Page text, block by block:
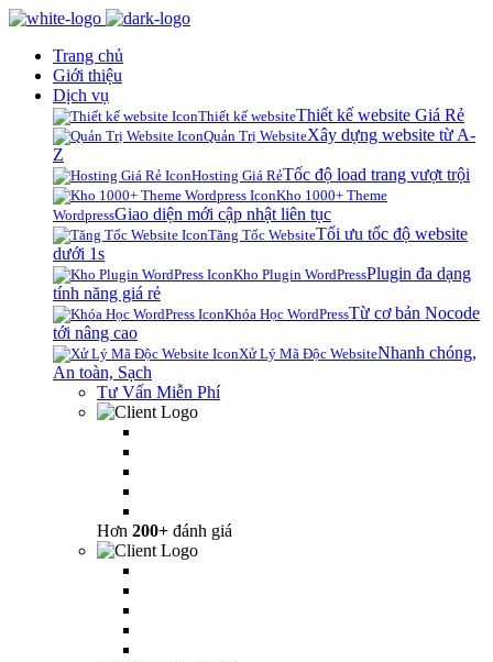
Trang chủ
Giới thiệu
Dịch vụ
Thiết kế websiteThiết kế website Giá Rẻ
Quản Trị WebsiteXây dựng website từ A-
Z
Hosting Giá RẻTốc độ load trang vượt trội
Kho 1000+ Theme
WordpressGiao diện mới cập nhật liên tục
Tăng Tốc WebsiteTối ưu tốc độ website
dưới 1s
Kho Plugin WordPressPlugin đa dạng
tính năng giá rẻ
Khóa Học WordPressTừ cơ bản Nocode
tới nâng cao
Xử Lý Mã Độc WebsiteNhanh chóng,
An toàn, Sạch
Tư Vấn Miễn Phí
Hơn 200+ đánh giá